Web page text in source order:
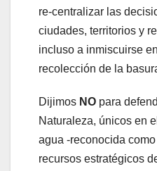
re-centralizar las
ciudades, territorios y
incluso a inmiscuirse
recolección de la
Dijimos NO para
Naturaleza, únicos en
agua -reconocida
recursos estratégicos